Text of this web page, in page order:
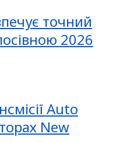
точний
2026
Auto
New